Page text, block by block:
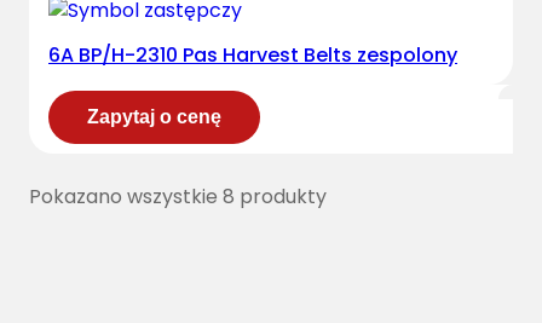
6A BP/H-2310 Pas Harvest Belts zespolony
Zapytaj o cenę
Pokazano wszystkie 8 produkty